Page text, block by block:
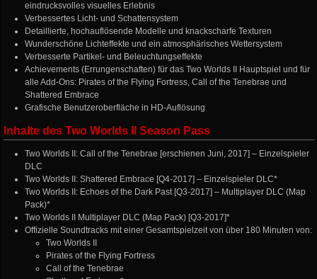
eindrucksvolles visuelles Erlebnis
Verbessertes Licht- und Schattensystem
Detaillierte, hochauflösende Modelle und knackscharfe Texturen
Wunderschöne Lichteffekte und ein atmosphärisches Wettersystem
Verbesserte Partikel- und Beleuchtungseffekte
Achievements (Errungenschaften) für das Two Worlds II Hauptspiel und für
alle Add-Ons: Pirates of the Flying Fortress, Call of the Tenebrae und
Shattered Embrace
Grafische Benutzeroberfläche in HD-Auflösung
Inhalte des Two Worlds II Season Pass
Two Worlds II: Call of the Tenebrae [erschienen Juni, 2017] – Einzelspieler
DLC
Two Worlds II: Shattered Embrace [Q4-2017] – Einzelspieler DLC*
Two Worlds II: Echoes of the Dark Past [Q3-2017] – Multiplayer DLC (Map
Pack)*
Two Worlds II Multiplayer DLC (Map Pack) [Q3-2017]*
Offizielle Soundtracks mit einer Gesamtspielzeit von über 180 Minuten von:
Two Worlds II
Pirates of the Flying Fortress
Call of the Tenebrae